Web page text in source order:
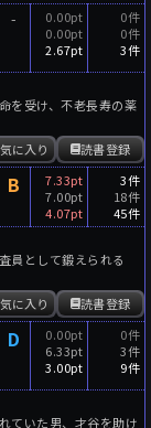
-
0.00pt
0.00pt
2.67pt
0件
0件
3件
を受け、不老長寿の薬
読書登録
に入り
B
7.33pt
7.00pt
4.07pt
3件
18件
45件
員として鍛えられる
読書登録
に入り
D
0.00pt
6.33pt
3.00pt
0件
3件
9件
ていた男、才谷を助け